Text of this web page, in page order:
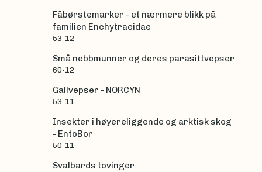
Fåbørstemarker - et nærmere blikk på
familien Enchytraeidae
53-12
Små nebbmunner og deres parasittvepser
60-12
Gallvepser - NORCYN
53-11
Insekter i høyereliggende og arktisk skog
- EntoBor
50-11
Svalbards tovinger